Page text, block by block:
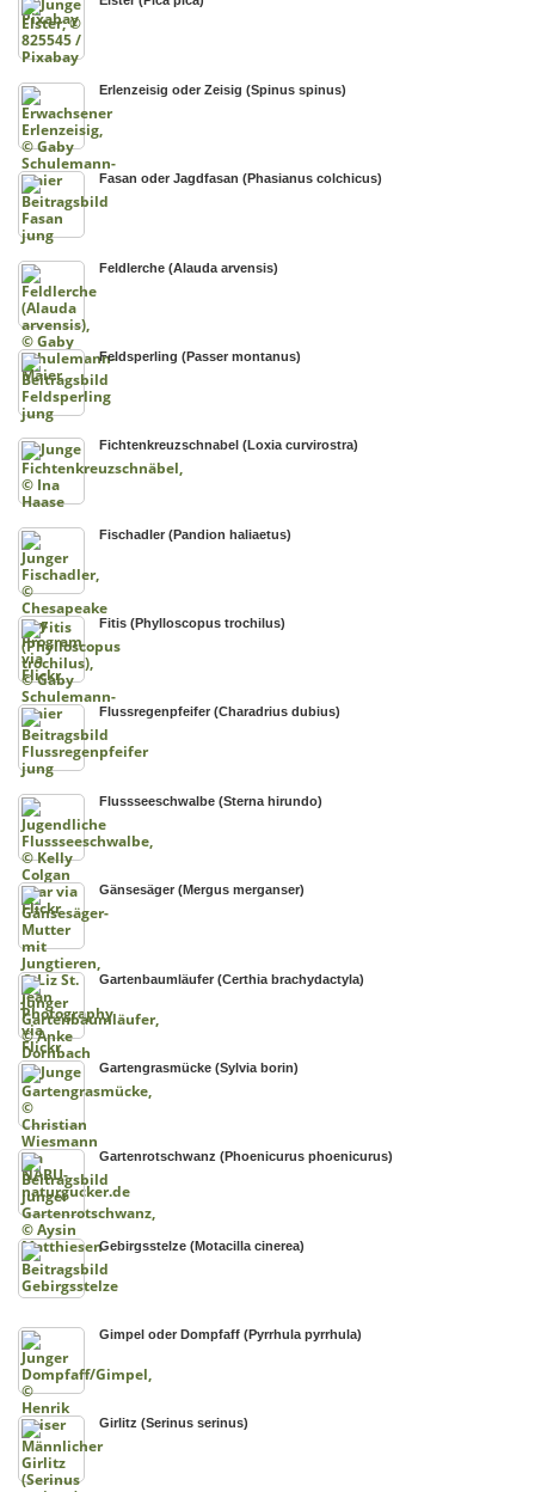
Erlenzeisig oder Zeisig (Spinus spinus)
Fasan oder Jagdfasan (Phasianus colchicus)
Feldlerche (Alauda arvensis)
Feldsperling (Passer montanus)
Fichtenkreuzschnabel (Loxia curvirostra)
Fischadler (Pandion haliaetus)
Fitis (Phylloscopus trochilus)
Flussregenpfeifer (Charadrius dubius)
Flussseeschwalbe (Sterna hirundo)
Gänsesäger (Mergus merganser)
Gartenbaumläufer (Certhia brachydactyla)
Gartengrasmücke (Sylvia borin)
Gartenrotschwanz (Phoenicurus phoenicurus)
Gebirgsstelze (Motacilla cinerea)
Gimpel oder Dompfaff (Pyrrhula pyrrhula)
Girlitz (Serinus serinus)